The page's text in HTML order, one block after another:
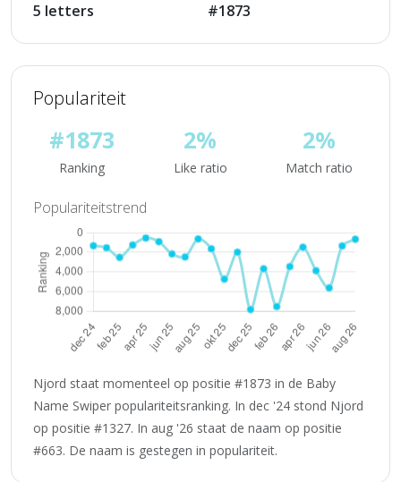
5 letters #1873
Populariteit
#1873
Ranking
2%
Like ratio
2%
Match ratio
Populariteitstrend
Njord staat momenteel op positie #1873 in de Baby
Name Swiper populariteitsranking. In dec '24 stond Njord
op positie #1327. In aug '26 staat de naam op positie
#663. De naam is gestegen in populariteit.